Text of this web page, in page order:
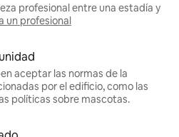
profesional entre una estadía y
un profesional
aceptar las normas de la
por el edificio, como las
políticas sobre mascotas.